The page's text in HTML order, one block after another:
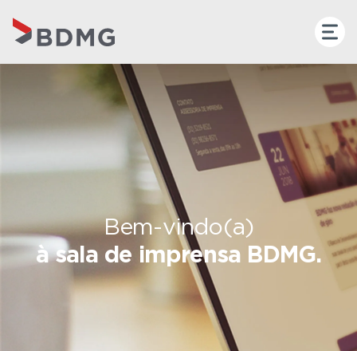
Bem-vindo(a)
à sala de imprensa BDMG.